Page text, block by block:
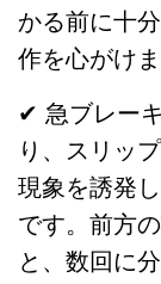
かる前に十
作を心がけま
✔ 急ブレー
り、スリッ
現象を誘発
です。前方
と、数回に